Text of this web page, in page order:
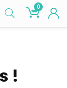
0
!